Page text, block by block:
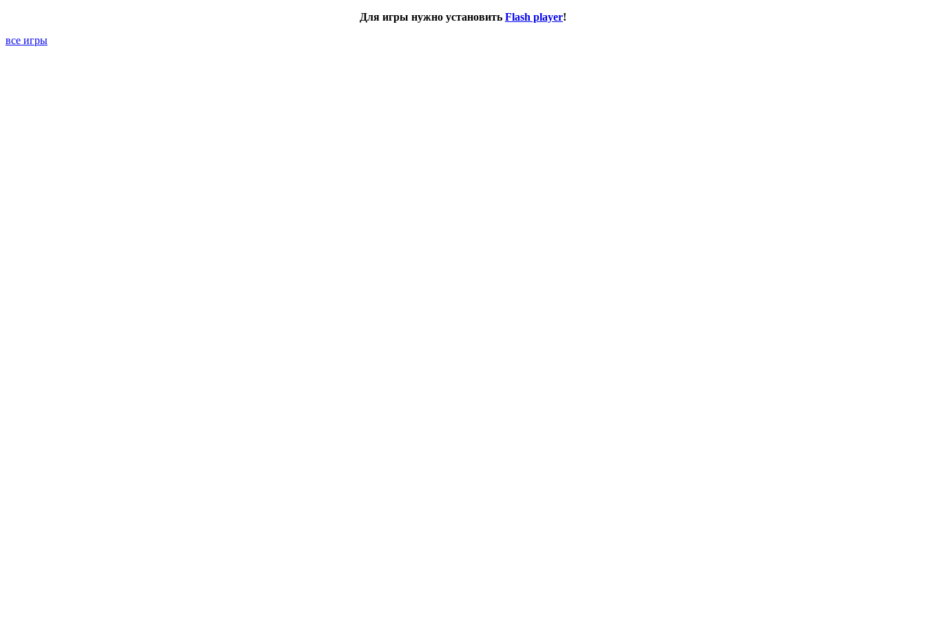
Для игры нужно установить Flash player!
все игры